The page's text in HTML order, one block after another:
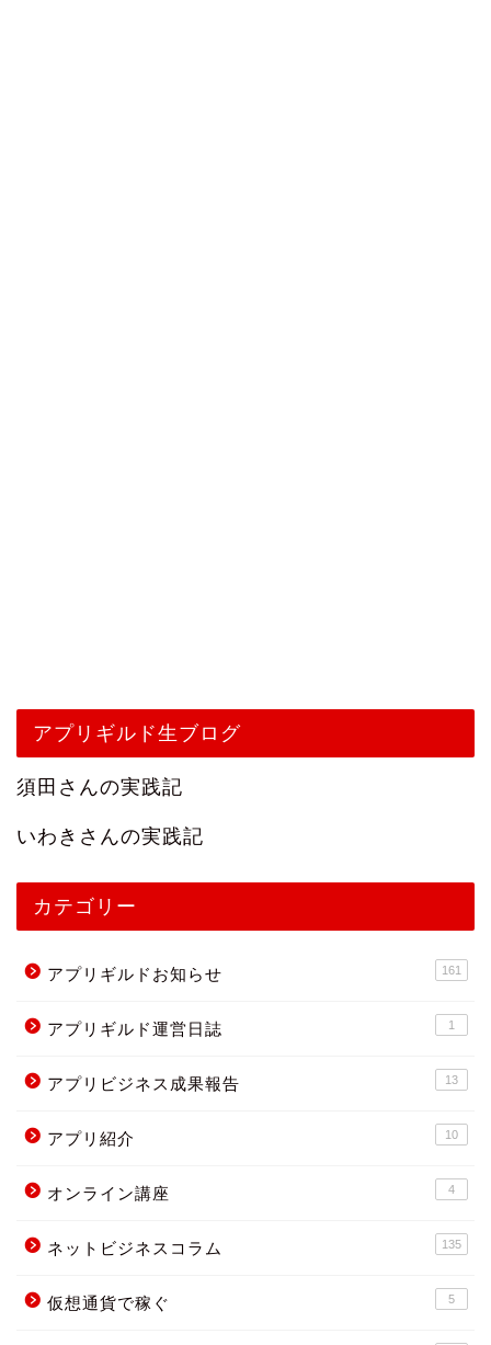
アプリギルド生ブログ
須田さんの実践記
いわきさんの実践記
カテゴリー
アプリギルドお知らせ 161
アプリギルド運営日誌 1
アプリビジネス成果報告 13
アプリ紹介 10
オンライン講座 4
ネットビジネスコラム 135
仮想通貨で稼ぐ 5